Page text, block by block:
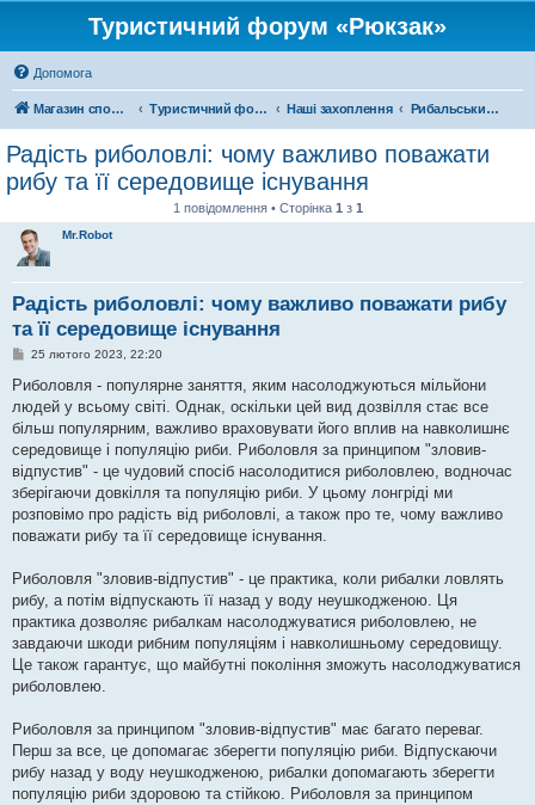
Туристичний форум «Рюкзак»
Допомога
Магазин спорядження Туристичний форум «Рюкзак» Наші захоплення Рибальський форум
Радість риболовлі: чому важливо поважати
рибу та її середовище існування
1 повідомлення • Сторінка 1 з 1
Mr.Robot
Радість риболовлі: чому важливо поважати рибу
та її середовище існування
П
в
д
о
л
е
н
н
я
25 лютого 2023, 22:20
Риболовля - популярне заняття, яким насолоджуються мільйони
людей у всьому світі. Однак, оскільки цей вид дозвілля стає все
більш популярним, важливо враховувати його вплив на навколишнє
середовище і популяцію риби. Риболовля за принципом "зловив-
відпустив" - це чудовий спосіб насолодитися риболовлею, водночас
зберігаючи довкілля та популяцію риби. У цьому лонгріді ми
розповімо про радість від риболовлі, а також про те, чому важливо
поважати рибу та її середовище існування.
Риболовля "зловив-відпустив" - це практика, коли рибалки ловлять
рибу, а потім відпускають її назад у воду неушкодженою. Ця
практика дозволяє рибалкам насолоджуватися риболовлею, не
завдаючи шкоди рибним популяціям і навколишньому середовищу.
Це також гарантує, що майбутні покоління зможуть насолоджуватися
риболовлею.
Риболовля за принципом "зловив-відпустив" має багато переваг.
Перш за все, це допомагає зберегти популяцію риби. Відпускаючи
рибу назад у воду неушкодженою, рибалки допомагають зберегти
популяцію риби здоровою та стійкою. Риболовля за принципом